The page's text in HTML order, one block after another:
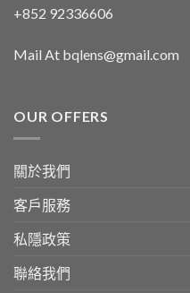
+852 92336606
Mail At bqlens@gmail.com
OUR OFFERS
關於我們
客戶服務
私隱政策
聯絡我們